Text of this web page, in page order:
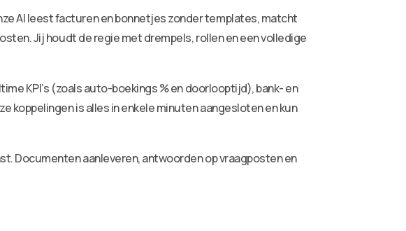
AI leest facturen en bonnetjes zonder templates, matcht
Jij houdt de regie met drempels, rollen en een volledige
KPI’s (zoals auto-boekings % en doorlooptijd), bank- en
koppelingen is alles in enkele minuten aangesloten en kun
Documenten aanleveren, antwoorden op vraagposten en